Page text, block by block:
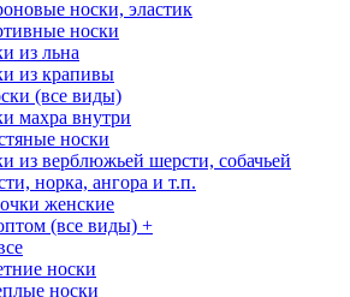
носки, эластик
носки
из льна
из крапивы
(все виды)
махра внутри
носки
из верблюжьей шерсти, собачьей
норка, ангора и т.п.
женские
(все виды) +
носки
носки